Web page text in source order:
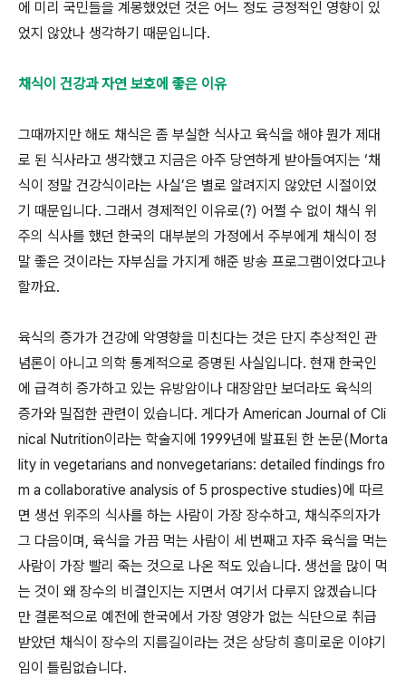
에 미리 국민들을 계몽했었던 것은 어느 정도 긍정적인 영향이 있
었지 않았나 생각하기 때문입니다.
채식이 건강과 자연 보호에 좋은 이유
그때까지만 해도 채식은 좀 부실한 식사고 육식을 해야 뭔가 제대
로 된 식사라고 생각했고 지금은 아주 당연하게 받아들여지는 ‘채
식이 정말 건강식이라는 사실’은 별로 알려지지 않았던 시절이었
기 때문입니다. 그래서 경제적인 이유로(?) 어쩔 수 없이 채식 위
주의 식사를 했던 한국의 대부분의 가정에서 주부에게 채식이 정
말 좋은 것이라는 자부심을 가지게 해준 방송 프로그램이었다고나
할까요.
육식의 증가가 건강에 악영향을 미친다는 것은 단지 추상적인 관
념론이 아니고 의학 통계적으로 증명된 사실입니다. 현재 한국인
에 급격히 증가하고 있는 유방암이나 대장암만 보더라도 육식의
증가와 밀접한 관련이 있습니다. 게다가 American Journal of Cli
nical Nutrition이라는 학술지에 1999년에 발표된 한 논문(Morta
lity in vegetarians and nonvegetarians: detailed findings fro
m a collaborative analysis of 5 prospective studies)에 따르
면 생선 위주의 식사를 하는 사람이 가장 장수하고, 채식주의자가
그 다음이며, 육식을 가끔 먹는 사람이 세 번째고 자주 육식을 먹는
사람이 가장 빨리 죽는 것으로 나온 적도 있습니다. 생선을 많이 먹
는 것이 왜 장수의 비결인지는 지면서 여기서 다루지 않겠습니다
만 결론적으로 예전에 한국에서 가장 영양가 없는 식단으로 취급
받았던 채식이 장수의 지름길이라는 것은 상당히 흥미로운 이야기
임이 틀림없습니다.